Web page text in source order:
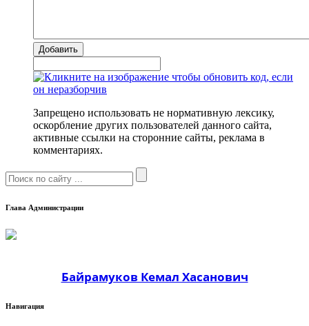
Добавить
Запрещено использовать не нормативную лексику,
оскорбление других пользователей данного сайта,
активные ссылки на сторонние сайты, реклама в
комментариях.
Глава Администрации
Байрамуков Кемал Хасанович
Навигация